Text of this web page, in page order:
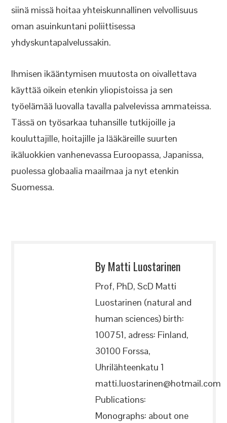
siinä missä hoitaa yhteiskunnallinen velvollisuus
oman asuinkuntani poliittisessa
yhdyskuntapalvelussakin.
Ihmisen ikääntymisen muutosta on oivallettava
käyttää oikein etenkin yliopistoissa ja sen
työelämää luovalla tavalla palvelevissa ammateissa.
Tässä on työsarkaa tuhansille tutkijoille ja
kouluttajille, hoitajille ja lääkäreille suurten
ikäluokkien vanhenevassa Euroopassa, Japanissa,
puolessa globaalia maailmaa ja nyt etenkin
Suomessa.
By Matti Luostarinen
Prof, PhD, ScD Matti
Luostarinen (natural and
human sciences) birth:
100751, adress: Finland,
30100 Forssa,
Uhrilähteenkatu 1
matti.luostarinen@hotmail.com
Publications:
Monographs: about one